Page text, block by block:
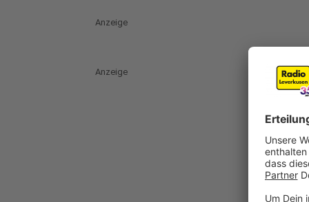
Anzeige
Anzeige